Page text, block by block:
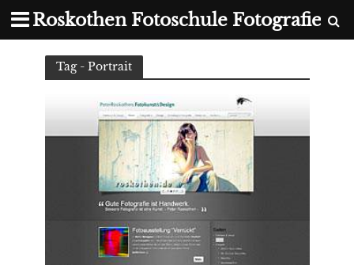
Roskothen Fotoschule Fotografie
Tag - Portrait